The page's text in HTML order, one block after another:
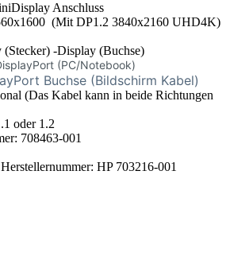
Anschluss
(Mit DP1.2 3840x2160 UHD4K)
-Display (Buchse)
(PC/Notebook)
Buchse (Bildschirm Kabel)
(Das Kabel kann in beide Richtungen
oder 1.2
708463-001
HP 703216-001